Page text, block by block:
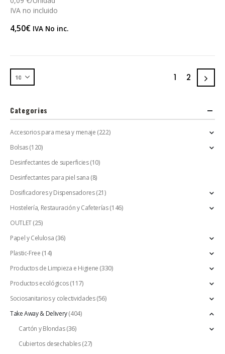
IVA no incluido
4,50€ IVA No inc.
1 2
Categories
Accesorios para mesa y menaje (222)
Bolsas(120)
Desinfectantes de superficies (10)
Desinfectantes para piel sana (8)
Dosificadores y Dispensadores (21)
Hostelería, Restauración y Cafeterías(146)
OUTLET(25)
Papel y Celulosa (36)
Plastic-Free (14)
Productos de Limpieza e Higiene (330)
Productos ecológicos(117)
Sociosanitarios y colectividades (56)
Take Away & Delivery(404)
Cartón y Blondas (36)
Cubiertos desechables(27)